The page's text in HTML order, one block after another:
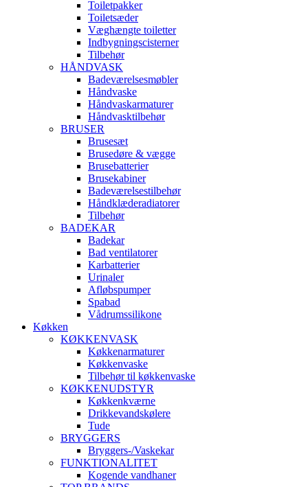
Toiletpakker
Toiletsæder
Væghængte toiletter
Indbygningscisterner
Tilbehør
HÅNDVASK
Badeværelsesmøbler
Håndvaske
Håndvaskarmaturer
Håndvasktilbehør
BRUSER
Brusesæt
Brusedøre & vægge
Brusebatterier
Brusekabiner
Badeværelsestilbehør
Håndklæderadiatorer
Tilbehør
BADEKAR
Badekar
Bad ventilatorer
Karbatterier
Urinaler
Afløbspumper
Spabad
Vådrumssilikone
Køkken
KØKKENVASK
Køkkenarmaturer
Køkkenvaske
Tilbehør til køkkenvaske
KØKKENUDSTYR
Køkkenkværne
Drikkevandskølere
Tude
BRYGGERS
Bryggers-/Vaskekar
FUNKTIONALITET
Kogende vandhaner